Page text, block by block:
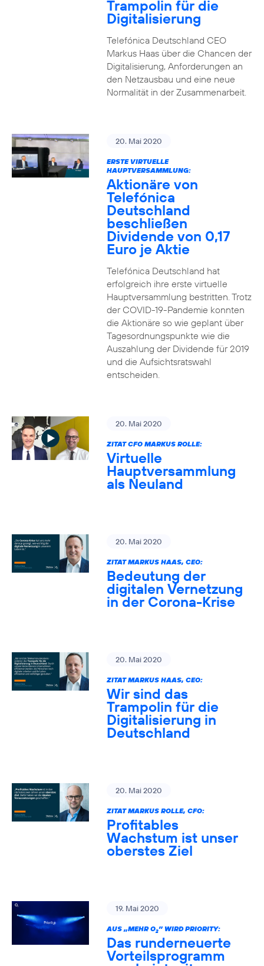
Trampolin für die
Digitalisierung
Telefónica Deutschland CEO
Markus Haas über die Chancen der
Digitalisierung, Anforderungen an
den Netzausbau und eine neue
Normalität in der Zusammenarbeit.
20. Mai 2020
ERSTE VIRTUELLE
HAUPTVERSAMMLUNG:
Aktionäre von
Telefónica
Deutschland
beschließen
Dividende von 0,17
Euro je Aktie
Telefónica Deutschland hat
erfolgreich ihre erste virtuelle
Hauptversammlung bestritten. Trotz
der COVID-19-Pandemie konnten
die Aktionäre so wie geplant über
Tagesordnungspunkte wie die
Auszahlung der Dividende für 2019
und die Aufsichtsratswahl
entscheiden.
20. Mai 2020
ZITAT CFO MARKUS ROLLE:
Virtuelle
Hauptversammlung
als Neuland
20. Mai 2020
ZITAT MARKUS HAAS, CEO:
Bedeutung der
digitalen Vernetzung
in der Corona-Krise
20. Mai 2020
ZITAT MARKUS HAAS, CEO:
Wir sind das
Trampolin für die
Digitalisierung in
Deutschland
20. Mai 2020
ZITAT MARKUS ROLLE, CFO:
Profitables
Wachstum ist unser
oberstes Ziel
19. Mai 2020
AUS „MEHR O2” WIRD PRIORITY:
Das runderneuerte
Vorteilsprogramm